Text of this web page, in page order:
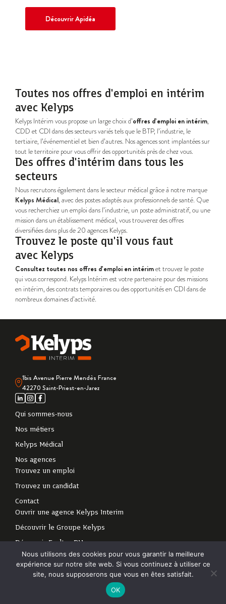
Découvrir Apidéa
Toutes nos offres d'emploi en intérim
avec Kelyps
Kelyps Intérim vous propose un large choix d’offres d’emploi en intérim,
CDD et CDI dans des secteurs variés tels que le BTP, l’industrie, le
tertiaire, l’événementiel et bien d’autres. Nos agences sont implantées sur
tout le territoire pour vous offrir des opportunités près de chez vous.
Des offres d'intérim dans tous les
secteurs
Nous recrutons également dans le secteur médical grâce à notre marque
Kelyps Médical, avec des postes adaptés aux professionnels de santé. Que
vous recherchiez un emploi dans l’industrie, un poste administratif, ou une
mission dans un établissement médical, vous trouverez des offres
diversifiées dans plus de 20 agences Kelyps.
Trouvez le poste qu'il vous faut
avec Kelyps
Consultez toutes nos offres d’emploi en intérimet trouvez le poste
qui vous correspond. Kelyps Intérim est votre partenaire pour des missions
en intérim, des contrats temporaires ou des opportunités en CDI dans de
nombreux domaines d’activité.
1bis Avenue Pierre Mendès France
42270 Saint-Priest-en-Jarez
Qui sommes-nous
Nos métiers
Kelyps Médical
Nos agences
Trouvez un emploi
Trouvez un candidat
Contact
Ouvrir une agence Kelyps Interim
Découvrir le Groupe Kelyps
Découvrir Exaltan RH
2024 - Tous droits
réservés
Politique de protection des données personnelles-
Mentions légales
Nous utilisons des cookies pour vous garantir la meilleure
expérience sur notre site web. Si vous continuez à utiliser ce
site, nous supposerons que vous en êtes satisfait.
OK